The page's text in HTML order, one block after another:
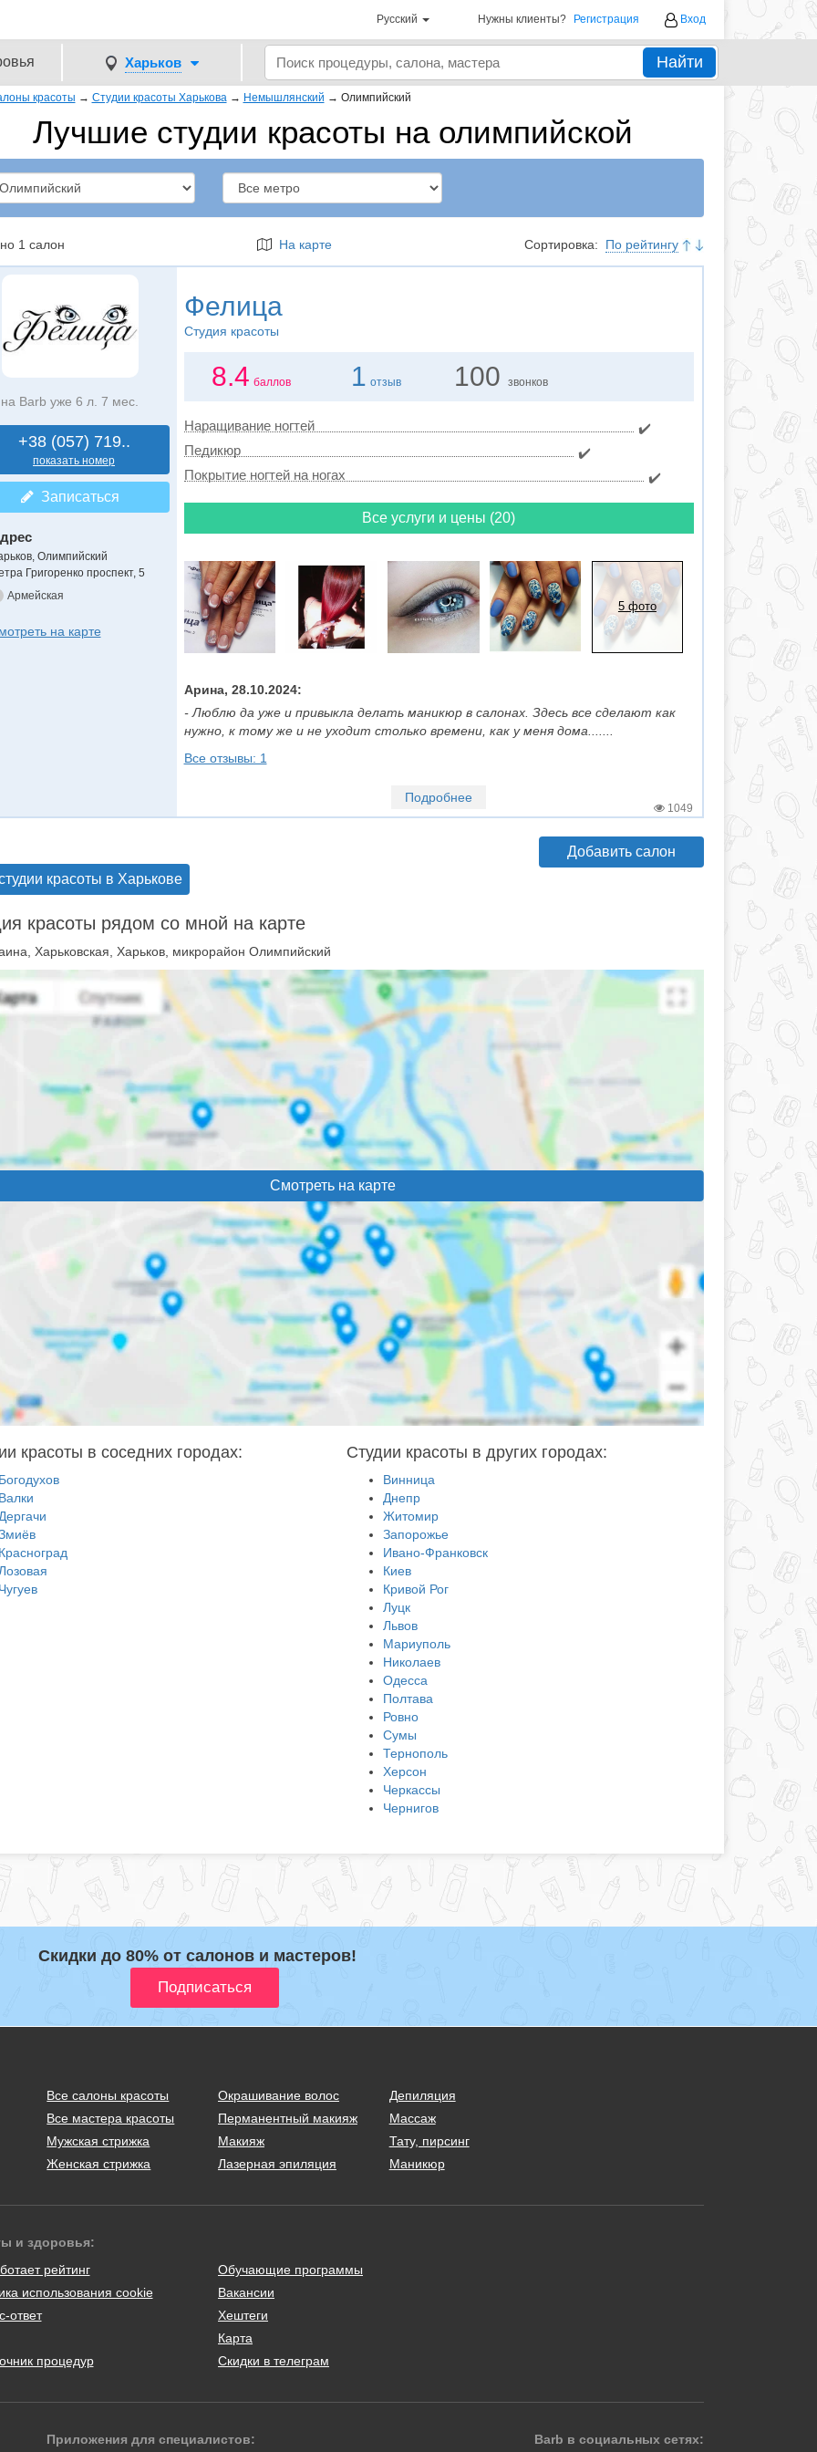
Русский Нужны клиенты? Регистрация Вход
Харьков Найти
красоты → Студии красоты Харькова → Немышлянский → Олимпийский
Лучшие студии красоты на олимпийской
1 салон На карте Сортировка: По рейтингу
на Barb уже 6 л. 7 мес.
+38 (057) 719..
показать номер
Записаться
Олимпийский
Григоренко проспект, 5
Армейская
на карте
Фелица
Студия красоты
8.4 баллов 1 отзыв 100 звонков
Наращивание ногтей
✔️
Педикюр
✔️
Покрытие ногтей на ногах
✔️
Все услуги и цены (20)
5 фото
Арина, 28.10.2024:
- Люблю да уже и привыкла делать маникюр в салонах. Здесь все сделают как
нужно, к тому же и не уходит столько времени, как у меня дома.......
Все отзывы: 1
Подробнее
1049
красоты в Харькове
Добавить салон
красоты рядом со мной на карте
Харьковская, Харьков, микрорайон Олимпийский
Смотреть на карте
красоты в соседних городах: Студии красоты в других городах:
Винница
Днепр
Житомир
Запорожье
Ивано-Франковск
Киев
Кривой Рог
Луцк
Львов
Мариуполь
Николаев
Одесса
Полтава
Ровно
Сумы
Тернополь
Херсон
Черкассы
Чернигов
Скидки до 80% от салонов и мастеров!
Все салоны красоты
Все мастера красоты
Мужская стрижка
Женская стрижка
Окрашивание волос
Перманентный макияж
Макияж
Лазерная эпиляция
Депиляция
Массаж
Тату, пирсинг
Маникюр
и здоровья:
рейтинг
использования cookie
ответ
процедур
Обучающие программы
Вакансии
Хештеги
Карта
Скидки в телеграм
Приложения для специалистов: Barb в социальных сетях: